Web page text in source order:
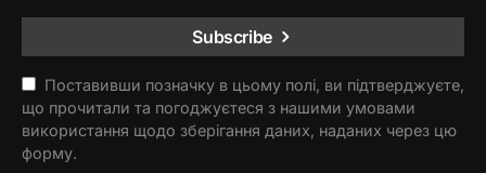
Subscribe
Поставивши позначку в цьому полі, ви підтверджуєте,
що прочитали та погоджуєтеся з нашими умовами
використання щодо зберігання даних, наданих через цю
форму.